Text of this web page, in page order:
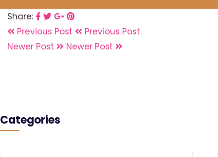
Share:
Previous Post
Previous Post
Newer Post
Newer Post
Categories